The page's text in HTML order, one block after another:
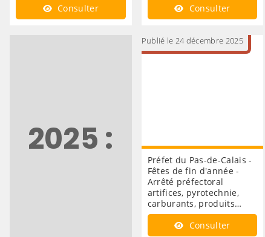
Consulter
Consulter
2025 :
Publié le 24 décembre 2025
Préfet du Pas-de-Calais -
Fêtes de fin d'année -
Arrêté préfectoral
artifices, pyrotechnie,
carburants, produits…
Consulter